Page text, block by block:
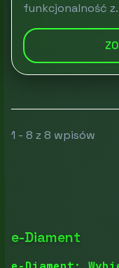
funkcjonalność
1 - 8 z 8 wpisów
e-Diament